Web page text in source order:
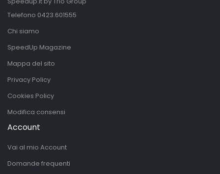
Telefono 0423.601555
Chi siamo
SpeedUp Magazine
Mappa del sito
Privacy Policy
Cookies Policy
Modifica consensi
Account
Vai al mio Account
Domande frequenti